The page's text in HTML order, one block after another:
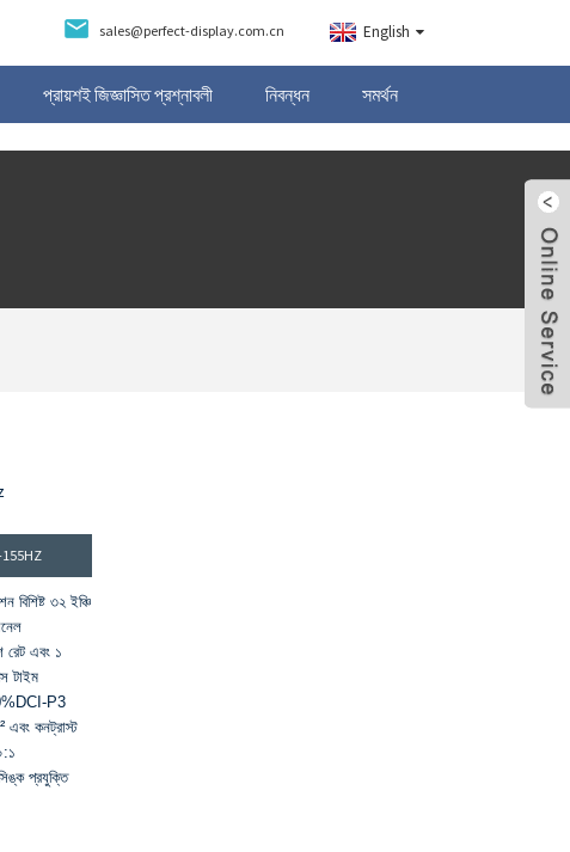
sales@perfect-display.com.cn English
প্রায়শই জিজ্ঞাসিত প্রশ্নাবলী নিবন্ধন সমর্থন
155HZ
৩২ ইঞ্চি
রেট এবং ১
টাইম
P3
কনট্রাস্ট
প্রযুক্তি